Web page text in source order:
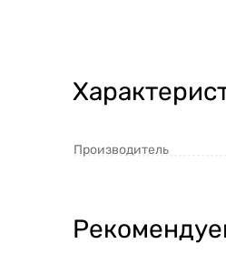
Производитель